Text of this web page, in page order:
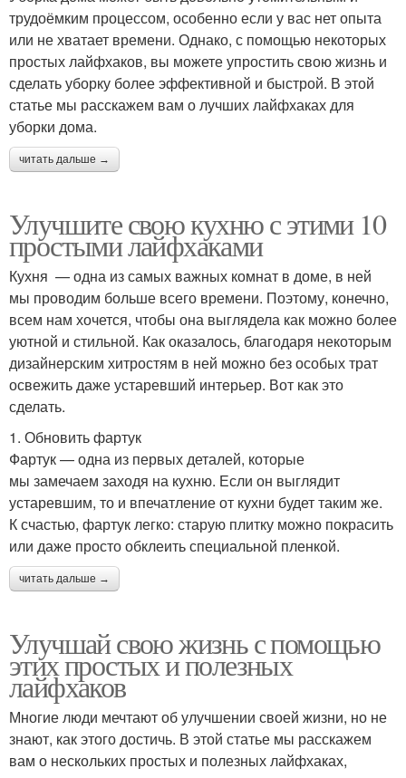
трудоёмким процессом, особенно если у вас нет опыта
или не хватает времени. Однако, с помощью некоторых
простых лайфхаков, вы можете упростить свою жизнь и
сделать уборку более эффективной и быстрой. В этой
статье мы расскажем вам о лучших лайфхаках для
уборки дома.
читать дальше →
Улучшите свою кухню с этими 10
простыми лайфхаками
Кухня — одна из самых важных комнат в доме, в ней
мы проводим больше всего времени. Поэтому, конечно,
всем нам хочется, чтобы она выглядела как можно более
уютной и стильной. Как оказалось, благодаря некоторым
дизайнерским хитростям в ней можно без особых трат
освежить даже устаревший интерьер. Вот как это
сделать.
1. Обновить фартук
Фартук — одна из первых деталей, которые
мы замечаем заходя на кухню. Если он выглядит
устаревшим, то и впечатление от кухни будет таким же.
К счастью, фартук легко: старую плитку можно покрасить
или даже просто обклеить специальной пленкой.
читать дальше →
Улучшай свою жизнь с помощью
этих простых и полезных
лайфхаков
Многие люди мечтают об улучшении своей жизни, но не
знают, как этого достичь. В этой статье мы расскажем
вам о нескольких простых и полезных лайфхаках,